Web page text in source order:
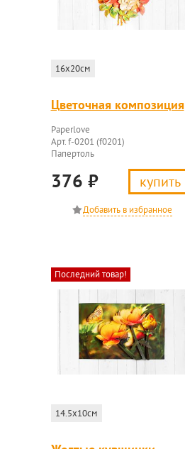
16x20см
Цветочная композиция
Paperlove
Арт. f-0201 (f0201)
Папертоль
376 ₽ купить
Последний товар!
14.5x10см